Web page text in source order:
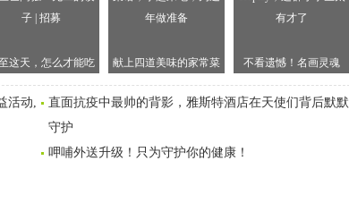
这天，怎么才能吃
间独一无二的饺子 |
招募
献上四道美味的家常菜
谱，学起来吧，为过年
做准备
不看遗憾！名画灵魂
cosplay，这群小学生太
有才了
活动,
直面抗疫中最帅的背影，雅斯特酒店在天使们背后默默
守护
呷哺外送升级！只为守护你的健康！